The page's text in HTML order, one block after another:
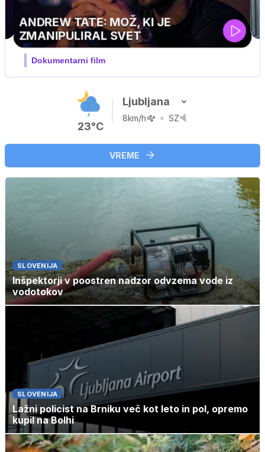
MOJ PRIJATELJ PINGVIN
Film meseca / družinski, pustolovski
23°C
Ljubljana
8km/h SZ
VREME
SLOVENIJA
Inšpektorji v poostren nadzor odvzema vode iz
vodotokov
SLOVENIJA
Lažni policist na Brniku več kot leto in pol, opremo
kupil na Bolhi